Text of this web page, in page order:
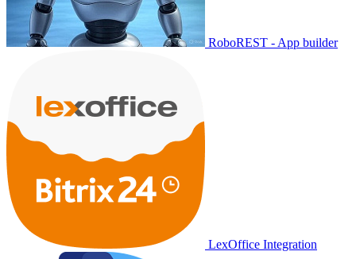
RoboREST - App builder
LexOffice Integration